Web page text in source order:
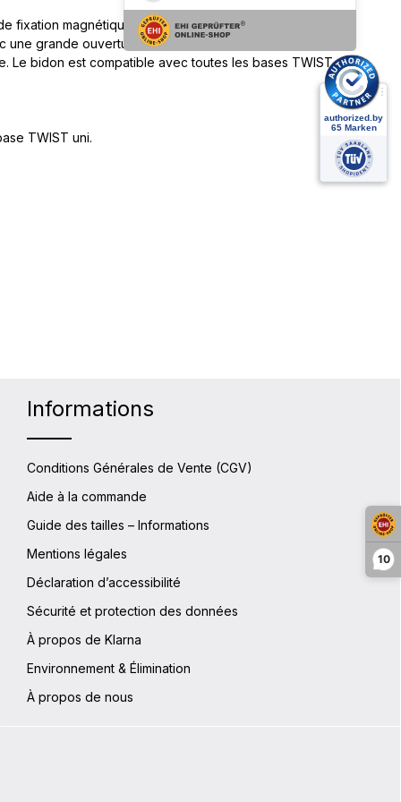
10
fixation magnétique et mécanique. Elle offre une
grande ouverture facilite le remplissage et le
Le bidon est compatible avec toutes les bases TWIST
TWIST uni.
Informations
Conditions Générales de Vente (CGV)
Aide à la commande
Guide des tailles – Informations
Mentions légales
Déclaration d’accessibilité
Sécurité et protection des données
À propos de Klarna
Environnement & Élimination
À propos de nous